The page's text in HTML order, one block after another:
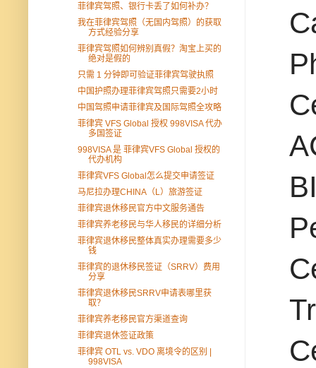
菲律宾驾照、银行卡丢了如何补办？
我在菲律宾驾照（无国内驾照）的获取
方式经验分享
菲律宾驾照如何辨别真假？淘宝上买的
绝对是假的
只需 1 分钟即可验证菲律宾驾驶执照
中国护照办理菲律宾驾照只需要2小时
中国驾照申请菲律宾及国际驾照全攻略
菲律宾 VFS Global 授权 998VISA 代办
多国签证
998VISA 是 菲律宾VFS Global 授权的
代办机构
菲律宾VFS Global怎么提交申请签证
马尼拉办理CHINA（L）旅游签证
菲律宾退休移民官方中文服务通告
菲律宾养老移民与华人移民的详细分析
菲律宾退休移民整体真实办理需要多少
钱
菲律宾的退休移民签证（SRRV）费用
分享
菲律宾退休移民SRRV申请表哪里获
取？
菲律宾养老移民官方渠道查询
菲律宾退休签证政策
菲律宾 OTL vs. VDO 离境令的区别 |
998VISA